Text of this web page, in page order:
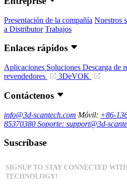
Presentación de la compañía Nuestros
a Distributor Trabajos
Enlaces rápidos
Aplicaciones Soluciones Descarga de
revendedores
3DeVOK
Contáctenos
info@3d-scantech.com Móvil: +86-
85370380 Soporte: support@3d-
Suscríbase